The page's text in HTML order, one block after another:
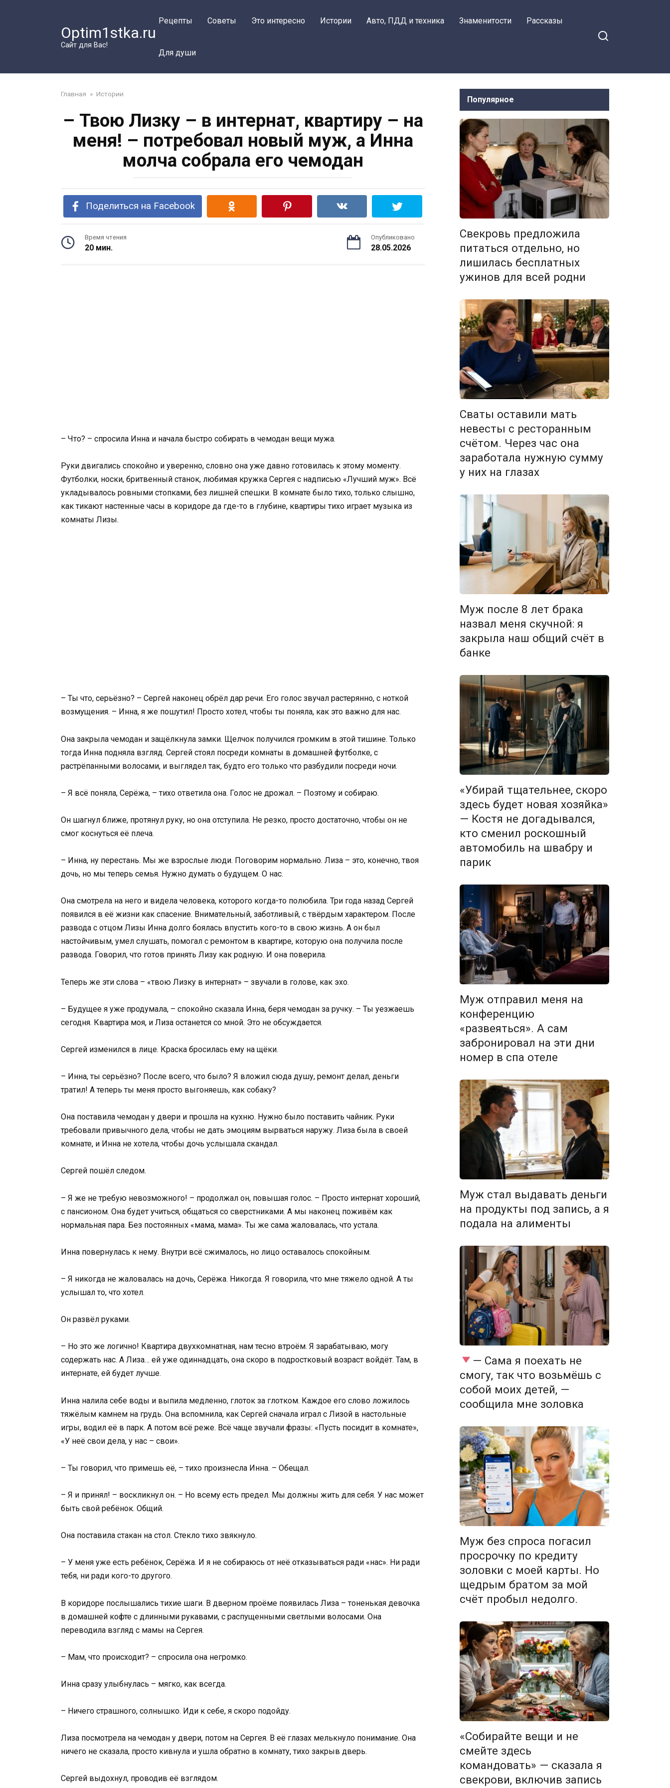
Optim1stka.ru
Сайт для Вас!
Рецепты Советы Это интересно Истории Авто, ПДД и техника Знаменитости Рассказы
Для души
Главная » Истории
– Твою Лизку – в интернат, квартиру – на
меня! – потребовал новый муж, а Инна
молча собрала его чемодан
Поделиться на Facebook
Время чтения
20 мин.
Опубликовано
28.05.2026
– Что? – спросила Инна и начала быстро собирать в чемодан вещи мужа.
Руки двигались спокойно и уверенно, словно она уже давно готовилась к этому моменту.
Футболки, носки, бритвенный станок, любимая кружка Сергея с надписью «Лучший муж». Всё
укладывалось ровными стопками, без лишней спешки. В комнате было тихо, только слышно,
как тикают настенные часы в коридоре да где-то в глубине, квартиры тихо играет музыка из
комнаты Лизы.
– Ты что, серьёзно? – Сергей наконец обрёл дар речи. Его голос звучал растерянно, с ноткой
возмущения. – Инна, я же пошутил! Просто хотел, чтобы ты поняла, как это важно для нас.
Она закрыла чемодан и защёлкнула замки. Щелчок получился громким в этой тишине. Только
тогда Инна подняла взгляд. Сергей стоял посреди комнаты в домашней футболке, с
растрёпанными волосами, и выглядел так, будто его только что разбудили посреди ночи.
– Я всё поняла, Серёжа, – тихо ответила она. Голос не дрожал. – Поэтому и собираю.
Он шагнул ближе, протянул руку, но она отступила. Не резко, просто достаточно, чтобы он не
смог коснуться её плеча.
– Инна, ну перестань. Мы же взрослые люди. Поговорим нормально. Лиза – это, конечно, твоя
дочь, но мы теперь семья. Нужно думать о будущем. О нас.
Она смотрела на него и видела человека, которого когда-то полюбила. Три года назад Сергей
появился в её жизни как спасение. Внимательный, заботливый, с твёрдым характером. После
развода с отцом Лизы Инна долго боялась впустить кого-то в свою жизнь. А он был
настойчивым, умел слушать, помогал с ремонтом в квартире, которую она получила после
развода. Говорил, что готов принять Лизу как родную. И она поверила.
Теперь же эти слова – «твою Лизку в интернат» – звучали в голове, как эхо.
– Будущее я уже продумала, – спокойно сказала Инна, беря чемодан за ручку. – Ты уезжаешь
сегодня. Квартира моя, и Лиза останется со мной. Это не обсуждается.
Сергей изменился в лице. Краска бросилась ему на щёки.
– Инна, ты серьёзно? После всего, что было? Я вложил сюда душу, ремонт делал, деньги
тратил! А теперь ты меня просто выгоняешь, как собаку?
Она поставила чемодан у двери и прошла на кухню. Нужно было поставить чайник. Руки
требовали привычного дела, чтобы не дать эмоциям вырваться наружу. Лиза была в своей
комнате, и Инна не хотела, чтобы дочь услышала скандал.
Сергей пошёл следом.
– Я же не требую невозможного! – продолжал он, повышая голос. – Просто интернат хороший,
с пансионом. Она будет учиться, общаться со сверстниками. А мы наконец поживём как
нормальная пара. Без постоянных «мама, мама». Ты же сама жаловалась, что устала.
Инна повернулась к нему. Внутри всё сжималось, но лицо оставалось спокойным.
– Я никогда не жаловалась на дочь, Серёжа. Никогда. Я говорила, что мне тяжело одной. А ты
услышал то, что хотел.
Он развёл руками.
– Но это же логично! Квартира двухкомнатная, нам тесно втроём. Я зарабатываю, могу
содержать нас. А Лиза… ей уже одиннадцать, она скоро в подростковый возраст войдёт. Там, в
интернате, ей будет лучше.
Инна налила себе воды и выпила медленно, глоток за глотком. Каждое его слово ложилось
тяжёлым камнем на грудь. Она вспомнила, как Сергей сначала играл с Лизой в настольные
игры, водил её в парк. А потом всё реже. Всё чаще звучали фразы: «Пусть посидит в комнате»,
«У неё свои дела, у нас – свои».
– Ты говорил, что примешь её, – тихо произнесла Инна. – Обещал.
– Я и принял! – воскликнул он. – Но всему есть предел. Мы должны жить для себя. У нас может
быть свой ребёнок. Общий.
Она поставила стакан на стол. Стекло тихо звякнуло.
– У меня уже есть ребёнок, Серёжа. И я не собираюсь от неё отказываться ради «нас». Ни ради
тебя, ни ради кого-то другого.
В коридоре послышались тихие шаги. В дверном проёме появилась Лиза – тоненькая девочка
в домашней кофте с длинными рукавами, с распущенными светлыми волосами. Она
переводила взгляд с мамы на Сергея.
– Мам, что происходит? – спросила она негромко.
Инна сразу улыбнулась – мягко, как всегда.
– Ничего страшного, солнышко. Иди к себе, я скоро подойду.
Лиза посмотрела на чемодан у двери, потом на Сергея. В её глазах мелькнуло понимание. Она
ничего не сказала, просто кивнула и ушла обратно в комнату, тихо закрыв дверь.
Сергей выдохнул, проводив её взглядом.
Популярное
Свекровь предложила
питаться отдельно, но
лишилась бесплатных
ужинов для всей родни
Сваты оставили мать
невесты с ресторанным
счётом. Через час она
заработала нужную сумму
у них на глазах
Муж после 8 лет брака
назвал меня скучной: я
закрыла наш общий счёт в
банке
«Убирай тщательнее, скоро
здесь будет новая хозяйка»
— Костя не догадывался,
кто сменил роскошный
автомобиль на швабру и
парик
Муж отправил меня на
конференцию
«развеяться». А сам
забронировал на эти дни
номер в спа отеле
Муж стал выдавать деньги
на продукты под запись, а я
подала на алименты
— Сама я поехать не
смогу, так что возьмёшь с
собой моих детей, —
сообщила мне золовка
Муж без спроса погасил
просрочку по кредиту
золовки с моей карты. Но
щедрым братом за мой
счёт пробыл недолго.
«Собирайте вещи и не
смейте здесь
командовать» — сказала я
свекрови, включив запись